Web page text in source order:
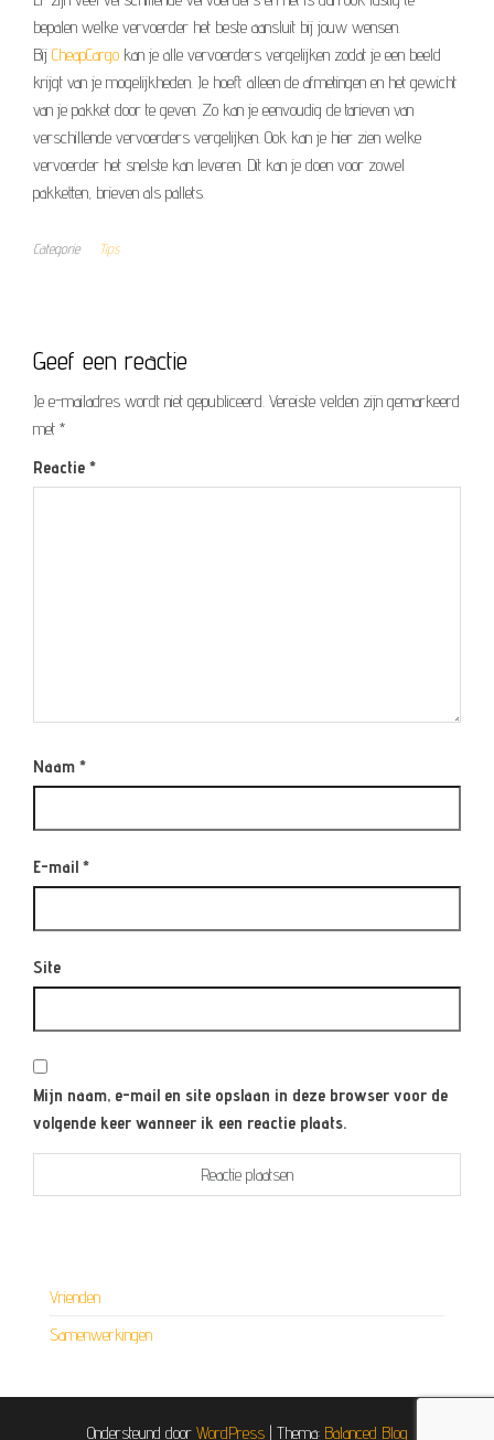
bepalen welke vervoerder het beste aansluit bij jouw wensen.
Bij CheapCargo kan je alle vervoerders vergelijken zodat je een beeld
krijgt van je mogelijkheden. Je hoeft alleen de afmetingen en het gewicht
van je pakket door te geven. Zo kan je eenvoudig de tarieven van
verschillende vervoerders vergelijken. Ook kan je hier zien welke
vervoerder het snelste kan leveren. Dit kan je doen voor zowel
pakketten, brieven als pallets.
Categorie Tips
Geef een reactie
Je e-mailadres wordt niet gepubliceerd. Vereiste velden zijn gemarkeerd
met *
Reactie *
Naam *
E-mail *
Site
Mijn naam, e-mail en site opslaan in deze browser voor de
volgende keer wanneer ik een reactie plaats.
Vrienden
Samenwerkingen
Ondersteund door WordPress | Thema: Balanced Blog